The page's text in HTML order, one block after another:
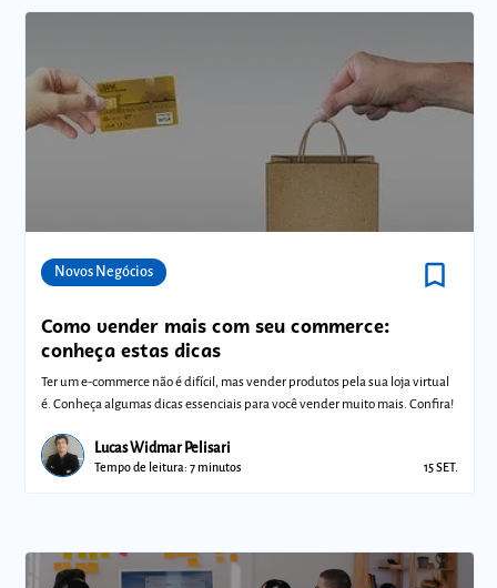
Novos Negócios bookmark_border
Como vender mais com seu commerce:
conheça estas dicas
Ter um e-commerce não é difícil, mas vender produtos pela sua loja virtual
é. Conheça algumas dicas essenciais para você vender muito mais. Confira!
Lucas Widmar Pelisari
Tempo de leitura: 7 minutos 15 SET.